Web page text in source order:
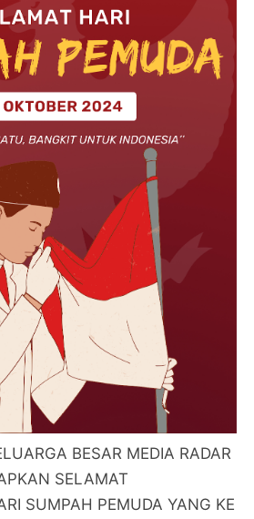
BESAR MEDIA RADAR
SELAMAT
SUMPAH PEMUDA YANG KE